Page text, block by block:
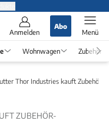
Anmelden
Abo
Menü
Wohnwagen Zubehör
Thor Industries kauft Zubehör-
ZUBEHÖR-